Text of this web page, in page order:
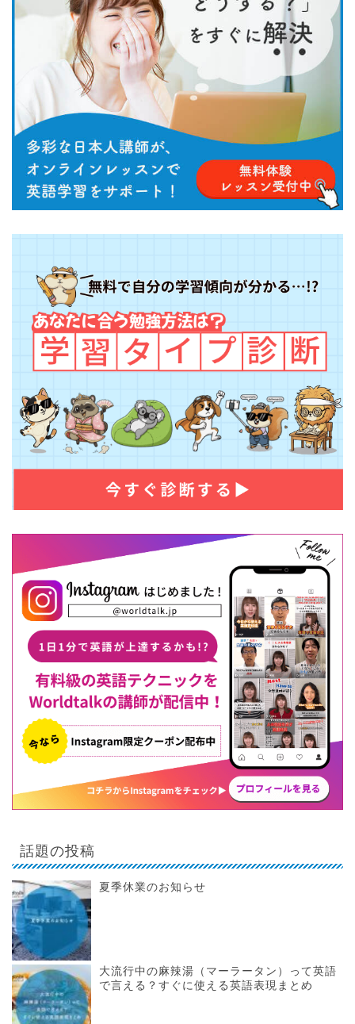
話題の投稿
夏季休業のお知らせ
大流行中の麻辣湯（マーラータン）って英語
で言える？すぐに使える英語表現まとめ